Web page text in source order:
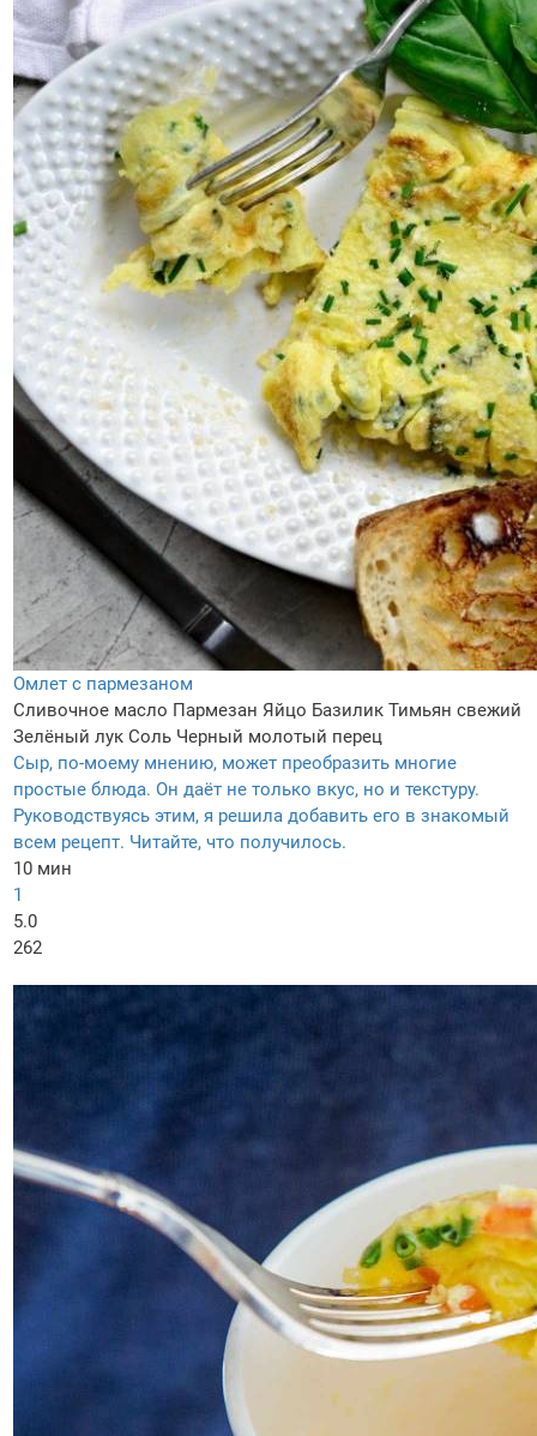
Омлет с пармезаном
Сливочное масло Пармезан Яйцо Базилик Тимьян свежий
Зелёный лук Соль Черный молотый перец
Сыр, по-моему мнению, может преобразить многие
простые блюда. Он даёт не только вкус, но и текстуру.
Руководствуясь этим, я решила добавить его в знакомый
всем рецепт. Читайте, что получилось.
10 мин
1
5.0
262